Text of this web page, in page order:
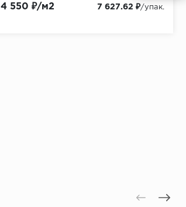
4 550 ₽/м2 7 627.62 ₽/упак.